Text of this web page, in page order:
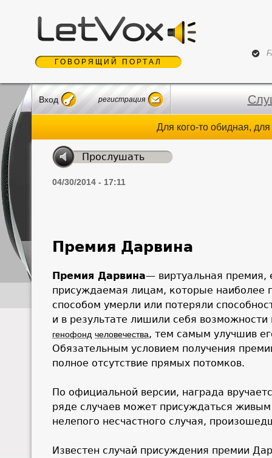
ГОВОРЯЩИЙ ПОРТАЛ
Вход регистрация
Для кого-то обидная,
04/30/2014 - 17:11
Премия Дарвина
Премия Дарвина— виртуальная премия,
присуждаемая лицам, которые наиболее
способом умерли или потеряли
и в результате лишили себя возможности
генофонд человечества, тем самым улучшив
Обязательным условием получения
полное отсутствие прямых потомков.
По официальной версии, награда
ряде случаев может присуждаться
нелепого несчастного случая,
Известен случай присуждения премии